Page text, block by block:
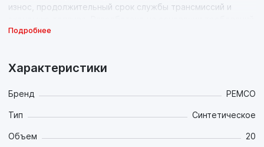
износ, продолжительный срок службы трансмиссий и
концернов GM и Ford.
- Маловязкая синтетическая основа высочайшего
комбинации с многофункциональным пакетом присадок
температур: обеспечивает хорошие смазочные свойства
при низких (-45 °C и ниже) температурах зимой и
Подробнее
Характеристики
Бренд PEMCO
Тип Синтетическое
Объем 20